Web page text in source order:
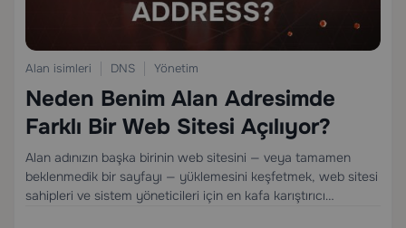
Alan isimleri DNS Yönetim
Neden Benim Alan Adresimde
Farklı Bir Web Sitesi Açılıyor?
Alan adınızın başka birinin web sitesini — veya tamamen
beklenmedik bir sayfayı — yüklemesini keşfetmek, web sitesi
sahipleri ve sistem yöneticileri için en kafa karıştırıcı